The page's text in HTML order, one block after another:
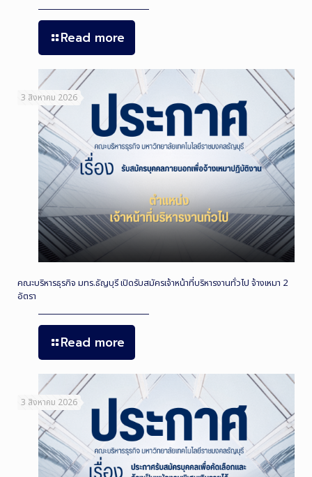
Read more
3 สิงหาคม 2026
คณะบริหารธุรกิจ มทร.ธัญบุรี เปิดรับสมัครเจ้าหน้าที่บริหารงานทั่วไป จ้างเหมา 2
อัตรา
Read more
3 สิงหาคม 2026